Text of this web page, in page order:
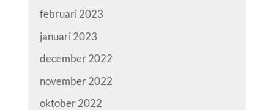
februari 2023
januari 2023
december 2022
november 2022
oktober 2022